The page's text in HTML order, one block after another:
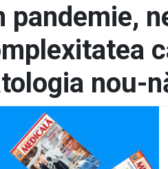
pandemie,
nou-